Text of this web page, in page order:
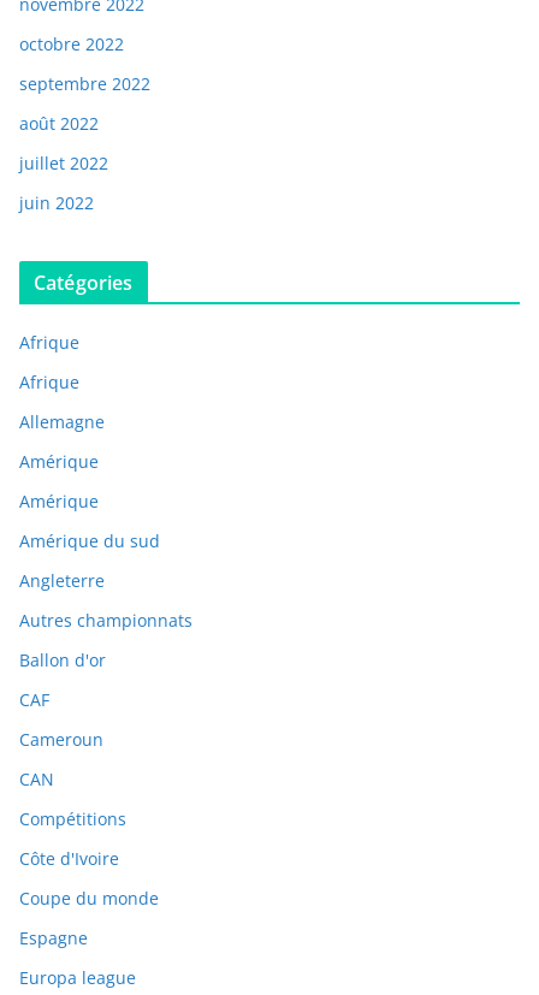
octobre 2022
septembre 2022
août 2022
juillet 2022
juin 2022
Catégories
Afrique
Afrique
Allemagne
Amérique
Amérique
Amérique du sud
Angleterre
Autres championnats
Ballon d'or
CAF
Cameroun
CAN
Compétitions
Côte d'Ivoire
Coupe du monde
Espagne
Europa league